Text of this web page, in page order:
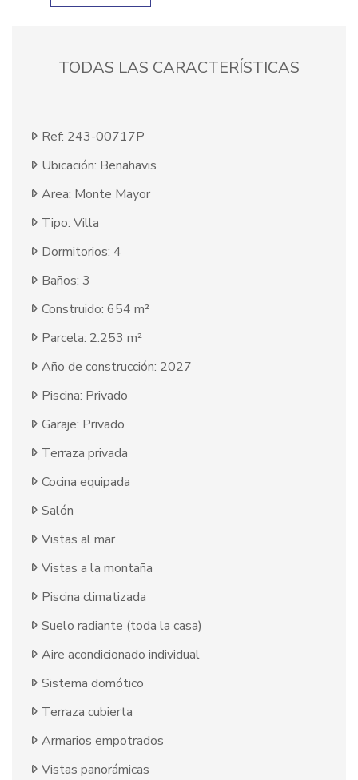
TODAS LAS CARACTERÍSTICAS
Ref: 243-00717P
Ubicación: Benahavis
Area: Monte Mayor
Tipo: Villa
Dormitorios: 4
Baños: 3
Construido: 654 m²
Parcela: 2.253 m²
Año de construcción: 2027
Piscina: Privado
Garaje: Privado
Terraza privada
Cocina equipada
Salón
Vistas al mar
Vistas a la montaña
Piscina climatizada
Suelo radiante (toda la casa)
Aire acondicionado individual
Sistema domótico
Terraza cubierta
Armarios empotrados
Vistas panorámicas